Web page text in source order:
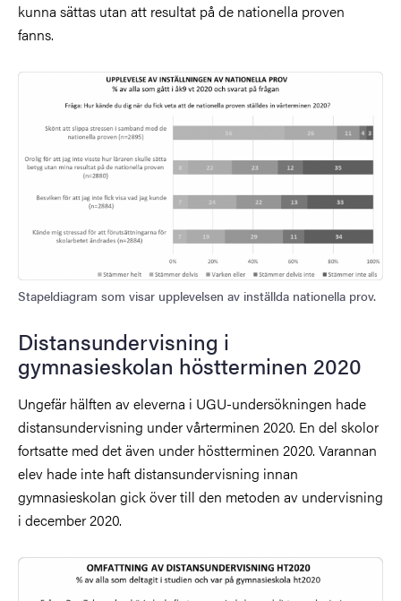
kunna sättas utan att resultat på de nationella proven
fanns.
Stapeldiagram som visar upplevelsen av inställda nationella prov.
Distansundervisning i
gymnasieskolan höstterminen 2020
Ungefär hälften av eleverna i UGU-undersökningen hade
distansundervisning under vårterminen 2020. En del skolor
fortsatte med det även under höstterminen 2020. Varannan
elev hade inte haft distansundervisning innan
gymnasieskolan gick över till den metoden av undervisning
i december 2020.